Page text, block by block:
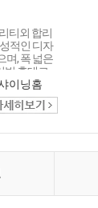
티외 합리
적인 디자
며, 폭 넓은
빙 홈데코
다.이닝홈